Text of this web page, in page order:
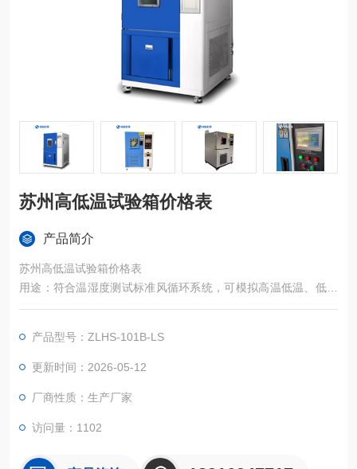
苏州高低温试验箱价格表
产品简介
苏州高低温试验箱价格表
用途：符合温湿度测试标准风循环系统，可模拟高温低温、低温
高温等不同环境的测试条件，搭配容易操作和学习的高准确性编
高低温湿热环境下贮存、运输、使用时的适应性试验
产品型号：ZLHS-101B-LS
更新时间：2026-05-12
厂商性质：生产厂家
访问量：1102